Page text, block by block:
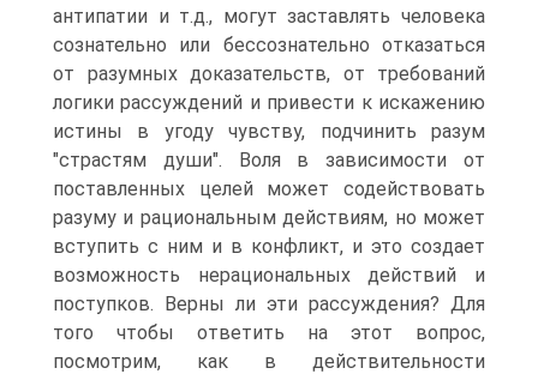
антипатии и т.д., могут заставлять человека
сознательно или бессознательно отказаться
от разумных доказательств, от требований
логики рассуждений и привести к искажению
истины в угоду чувству, подчинить разум
"страстям души". Воля в зависимости от
поставленных целей может содействовать
разуму и рациональным действиям, но может
вступить с ним и в конфликт, и это создает
возможность нерациональных действий и
поступков. Верны ли эти рассуждения? Для
того чтобы ответить на этот вопрос,
посмотрим, как в действительности